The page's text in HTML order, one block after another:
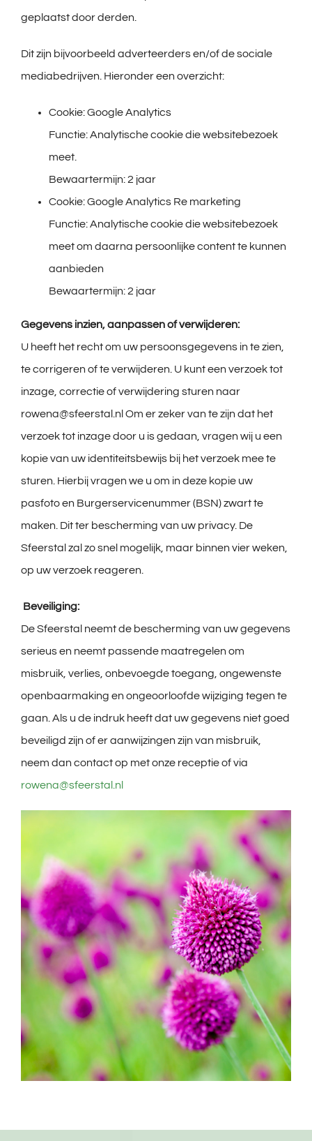
geplaatst door derden.
Dit zijn bijvoorbeeld adverteerders en/of de sociale
mediabedrijven. Hieronder een overzicht:
Cookie: Google Analytics
Functie: Analytische cookie die websitebezoek
meet.
Bewaartermijn: 2 jaar
Cookie: Google Analytics Re marketing
Functie: Analytische cookie die websitebezoek
meet om daarna persoonlijke content te kunnen
aanbieden
Bewaartermijn: 2 jaar
Gegevens inzien, aanpassen of verwijderen:
U heeft het recht om uw persoonsgegevens in te zien,
te corrigeren of te verwijderen. U kunt een verzoek tot
inzage, correctie of verwijdering sturen naar
rowena@sfeerstal.nl Om er zeker van te zijn dat het
verzoek tot inzage door u is gedaan, vragen wij u een
kopie van uw identiteitsbewijs bij het verzoek mee te
sturen. Hierbij vragen we u om in deze kopie uw
pasfoto en Burgerservicenummer (BSN) zwart te
maken. Dit ter bescherming van uw privacy. De
Sfeerstal zal zo snel mogelijk, maar binnen vier weken,
op uw verzoek reageren.
Beveiliging:
De Sfeerstal neemt de bescherming van uw gegevens
serieus en neemt passende maatregelen om
misbruik, verlies, onbevoegde toegang, ongewenste
openbaarmaking en ongeoorloofde wijziging tegen te
gaan. Als u de indruk heeft dat uw gegevens niet goed
beveiligd zijn of er aanwijzingen zijn van misbruik,
neem dan contact op met onze receptie of via
rowena@sfeerstal.nl